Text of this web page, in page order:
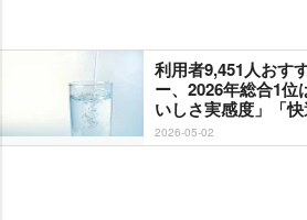
利用者9,451人おす
ー、2026年総合1
いしさ実感度」「
2026-05-02